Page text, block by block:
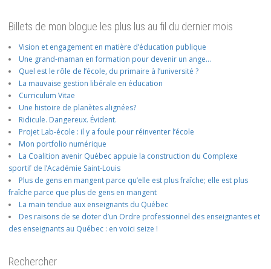
Billets de mon blogue les plus lus au fil du dernier mois
Vision et engagement en matière d’éducation publique
Une grand-maman en formation pour devenir un ange…
Quel est le rôle de l’école, du primaire à l’université ?
La mauvaise gestion libérale en éducation
Curriculum Vitae
Une histoire de planètes alignées?
Ridicule. Dangereux. Évident.
Projet Lab-école : il y a foule pour réinventer l’école
Mon portfolio numérique
La Coalition avenir Québec appuie la construction du Complexe
sportif de l’Académie Saint-Louis
Plus de gens en mangent parce qu’elle est plus fraîche; elle est plus
fraîche parce que plus de gens en mangent
La main tendue aux enseignants du Québec
Des raisons de se doter d’un Ordre professionnel des enseignantes et
des enseignants au Québec : en voici seize !
Rechercher